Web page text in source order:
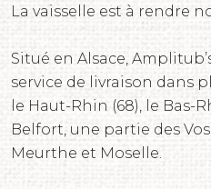
La vaisselle est à rendre
Situé en Alsace,
service de livraison dans
le Haut-Rhin (68), le Bas-
Belfort, une partie des
Meurthe et Moselle.